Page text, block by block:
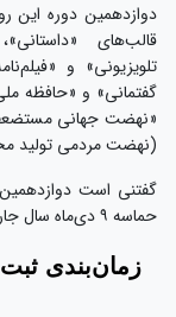
دوازدهمین دوره این
قالب‌های
تلویزیونی» و
گفتمانی» و «حافظه
(نهضت مردمی تولید
گفتنی‌ است دوازدهمین
حماسه ۹ دی‌ماه سال جاری در تهران و سراسر کشور برگزار می‌گردد.
زمان‌بندی